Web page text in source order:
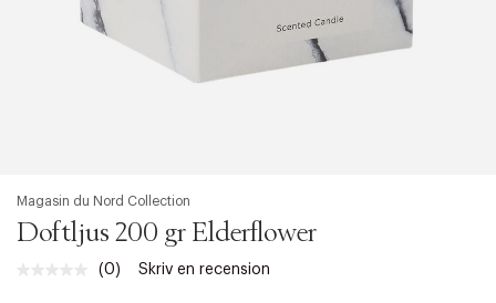
Magasin du Nord Collection
Doftljus 200 gr Elderflower
Inget
(0) Skriv en recension